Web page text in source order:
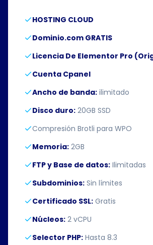
HOSTING CLOUD
Dominio.com GRATIS
Licencia De Elementor Pro
Cuenta Cpanel
Ancho de banda: ilimitado
Disco duro: 20GB SSD
Compresión Brotli para WPO
Memoria: 2GB
FTP y Base de datos: Ilimitadas
Subdominios: Sin límites
Certificado SSL: Gratis
Núcleos: 2 vCPU
Selector PHP: Hasta 8.3